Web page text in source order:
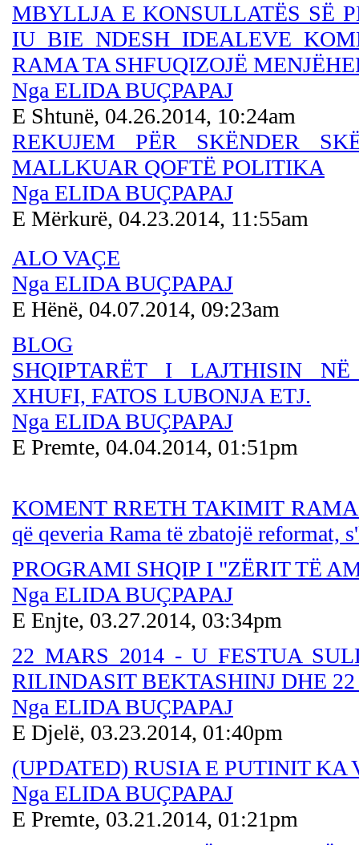
MBYLLJA E KONSULLATËS SË
IU BIE NDESH IDEALEVE
RAMA TA SHFUQIZOJË
Nga ELIDA BUÇPAPAJ
E Shtunë, 04.26.2014, 10:24am
REKUJEM PËR SKËNDER
MALLKUAR QOFTË POLITIKA
Nga ELIDA BUÇPAPAJ
E Mërkurë, 04.23.2014, 11:55am
ALO VAÇE
Nga ELIDA BUÇPAPAJ
E Hënë, 04.07.2014, 09:23am
BLOG
SHQIPTARËT I LAJTHISIN
XHUFI, FATOS LUBONJA ETJ.
Nga ELIDA BUÇPAPAJ
E Premte, 04.04.2014, 01:51pm
KOMENT RRETH TAKIMIT
që qeveria Rama të zbatojë
PROGRAMI SHQIP I "ZËRIT TË
Nga ELIDA BUÇPAPAJ
E Enjte, 03.27.2014, 03:34pm
22 MARS 2014 - U FESTUA
RILINDASIT BEKTASHINJ DHE
Nga ELIDA BUÇPAPAJ
E Djelë, 03.23.2014, 01:40pm
(UPDATED) RUSIA E PUTINIT KA
Nga ELIDA BUÇPAPAJ
E Premte, 03.21.2014, 01:21pm